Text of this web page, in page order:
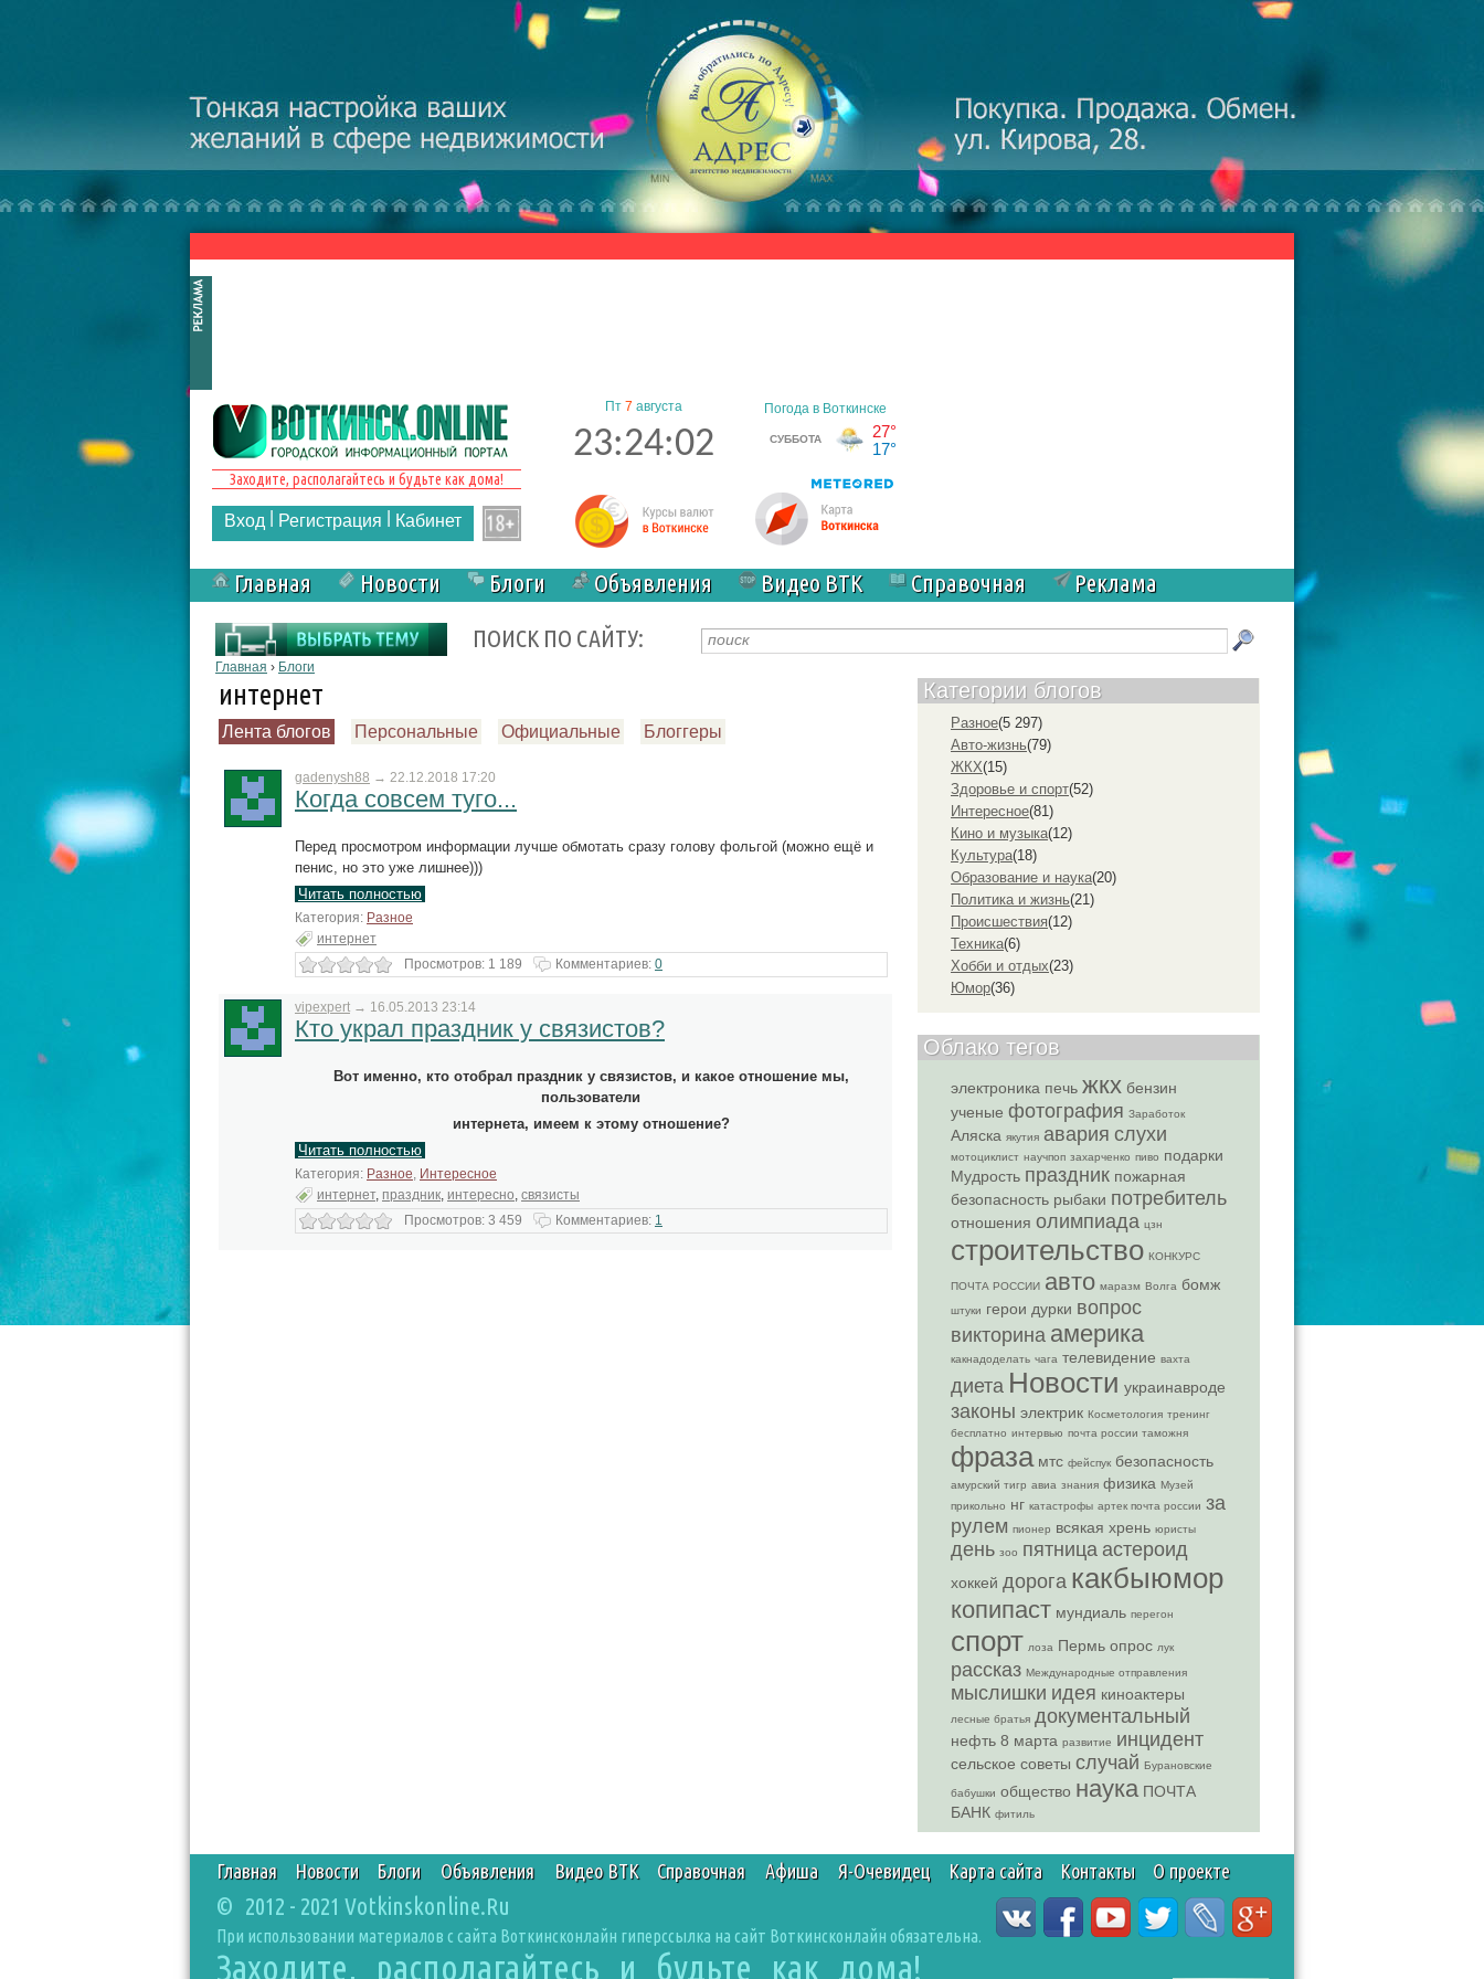
Заходите, располагайтесь и будьте как дома!
Вход Регистрация Кабинет
Пт 7 августа
23:24:02
Главная Новости Блоги Объявления Видео ВТК Справочная
Реклама
ПОИСК ПО САЙТУ:
Форма поиска
Вы здесь
Главная › Блоги
интернет
Лента блогов Персональные Официальные Блоггеры
gadenysh88 → 22.12.2018 17:20
Когда совсем туго...
Перед просмотром информации лучше обмотать сразу голову фольгой (можно ещё и
пенис, но это уже лишнее)))
Читать полностью
Категория: Разное
интернет
Просмотров: 1 189
Комментариев: 0
vipexpert → 16.05.2013 23:14
Кто украл праздник у связистов?
Вот именно, кто отобрал праздник у связистов, и какое отношение мы,
пользователи
интернета, имеем к этому отношение?
Читать полностью
Категория: Разное, Интересное
интернет, праздник, интересно, связисты
Просмотров: 3 459
Комментариев: 1
Категории блогов
Разное(5 297)
Авто-жизнь(79)
ЖКХ(15)
Здоровье и спорт(52)
Интересное(81)
Кино и музыка(12)
Культура(18)
Образование и наука(20)
Политика и жизнь(21)
Проиcшествия(12)
Техника(6)
Хобби и отдых(23)
Юмор(36)
Облако тегов
электроника печь жкх бензин
ученые фотография Заработок
Аляска якутия авария слухи
мотоциклист научпоп захарченко пиво подарки
Мудрость праздник пожарная
безопасность рыбаки потребитель
отношения олимпиада цзн
строительство КОНКУРС
ПОЧТА РОССИИ авто маразм Волга бомж
штуки герои дурки вопрос
викторина америка
какнадоделать чага телевидение вахта
диета Новости украинавроде
законы электрик Косметология тренинг
бесплатно интервью почта россии таможня
фраза мтс фейспук безопасность
амурский тигр авиа знания физика Музей
прикольно нг катастрофы артек почта россии за
рулем пионер всякая хрень юристы
день зоо пятница астероид
хоккей дорога какбыюмор
копипаст мундиаль перегон
спорт лоза Пермь опрос лук
рассказ Международные отправления
мыслишки идея киноактеры
лесные братья документальный
нефть 8 марта развитие инцидент
сельское советы случай Бурановские
бабушки общество наука ПОЧТА
БАНК фитиль
Главная Новости Блоги Объявления Видео ВТК Справочная Афиша Я-Очевидец Карта сайта Контакты О проекте
© 2012 - 2021 Votkinskonline.Ru
При использовании материалов с сайта Воткинсконлайн гиперссылка на сайт Воткинсконлайн обязательна.
Заходите, располагайтесь и будьте как дома!